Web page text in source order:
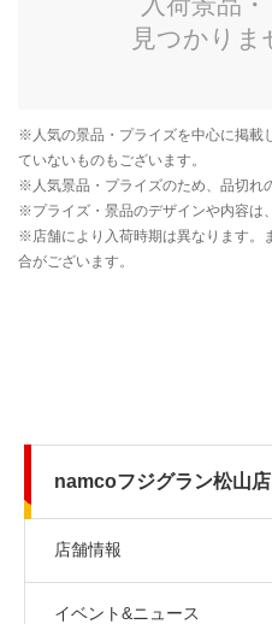
namcoフジグラン松山店
店舗情報
イベント&ニュース